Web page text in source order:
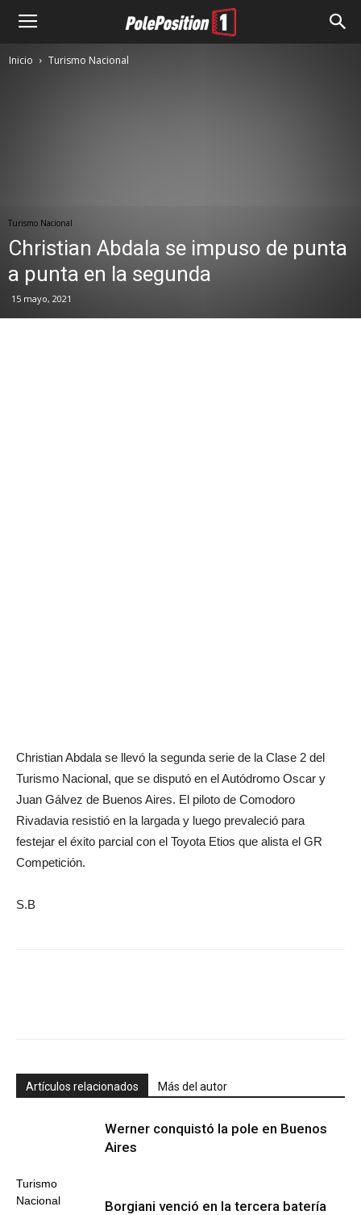
Inicio Turismo Nacional
Turismo Nacional
Christian Abdala se impuso de punta
a punta en la segunda
15 mayo, 2021
Christian Abdala se llevó la segunda serie de la Clase 2 del
Turismo Nacional, que se disputó en el Autódromo Oscar y
Juan Gálvez de Buenos Aires. El piloto de Comodoro
Rivadavia resistió en la largada y luego prevaleció para
festejar el éxito parcial con el Toyota Etios que alista el GR
Competición.
S.B
Artículos relacionados Más del autor
Turismo
Nacional
Werner conquistó la pole en Buenos
Aires
Borgiani venció en la tercera batería